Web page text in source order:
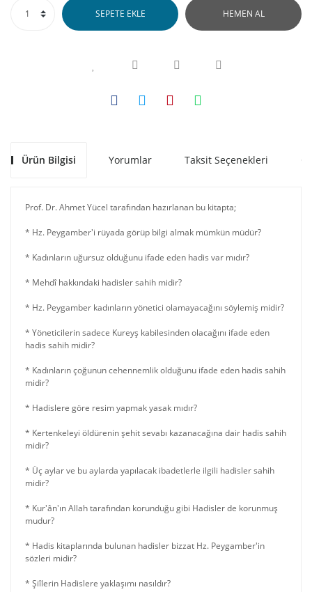
SEPETE EKLE HEMEN AL
Ürün Bilgisi Yorumlar Taksit Seçenekleri
Prof. Dr. Ahmet Yücel tarafından hazırlanan bu kitapta;
* Hz. Peygamber'i rüyada görüp bilgi almak mümkün müdür?
* Kadınların uğursuz olduğunu ifade eden hadis var mıdır?
* Mehdî hakkındaki hadisler sahih midir?
* Hz. Peygamber kadınların yönetici olamayacağını söylemiş midir?
* Yöneticilerin sadece Kureyş kabilesinden olacağını ifade eden
hadis sahih midir?
* Kadınların çoğunun cehennemlik olduğunu ifade eden hadis sahih
midir?
* Hadislere göre resim yapmak yasak mıdır?
* Kertenkeleyi öldürenin şehit sevabı kazanacağına dair hadis sahih
midir?
* Üç aylar ve bu aylarda yapılacak ibadetlerle ilgili hadisler sahih
midir?
* Kur'ân'ın Allah tarafından korunduğu gibi Hadisler de korunmuş
mudur?
* Hadis kitaplarında bulunan hadisler bizzat Hz. Peygamber'in
sözleri midir?
* Şiîlerin Hadislere yaklaşımı nasıldır?